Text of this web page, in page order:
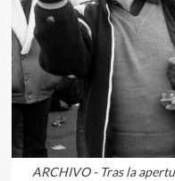
ARCHIVO - Tras la